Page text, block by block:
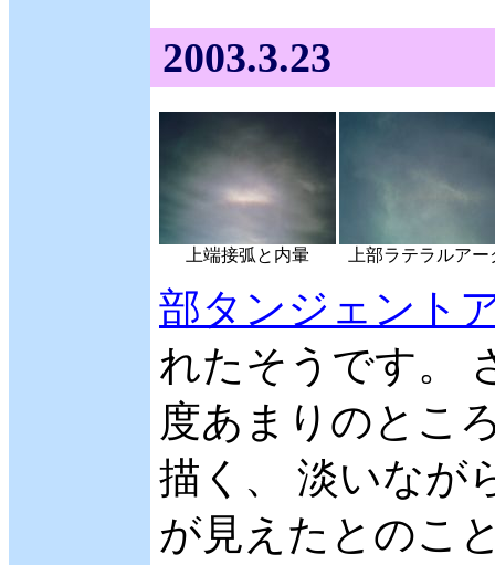
2003.3.23
上端接弧と内暈 上部ラテラルアー
部タンジェント
れたそうです。
度あまりのとこ
描く、 淡いなが
が見えたとのこ